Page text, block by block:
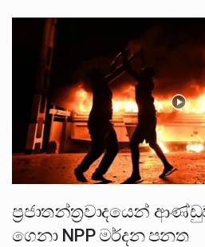
ප්‍රජාතන්ත්‍රවාදයෙන්
ගෙනා NPP මර්දන පනත